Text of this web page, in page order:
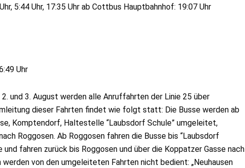
5:44 Uhr, 17:35 Uhr ab Cottbus Hauptbahnhof: 19:07 Uhr
Uhr
und 3. August werden alle Anruffahrten der Linie 25 über
dieser Fahrten findet wie folgt statt: Die Busse werden ab
Komptendorf, Haltestelle “Laubsdorf Schule” umgeleitet,
Roggosen. Ab Roggosen fahren die Busse bis “Laubsdorf
und fahren zurück bis Roggosen und über die Koppatzer Gasse nach
von den umgeleiteten Fahrten nicht bedient: „Neuhausen